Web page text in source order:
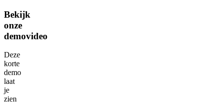
Bekijk
onze
demovideo
Deze
korte
demo
laat
je
zien